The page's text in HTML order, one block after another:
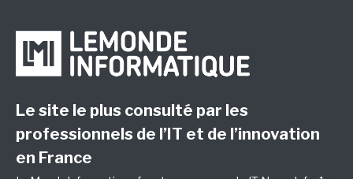
Le site le plus consulté par les
professionnels de l’IT et de l’innovation
en France